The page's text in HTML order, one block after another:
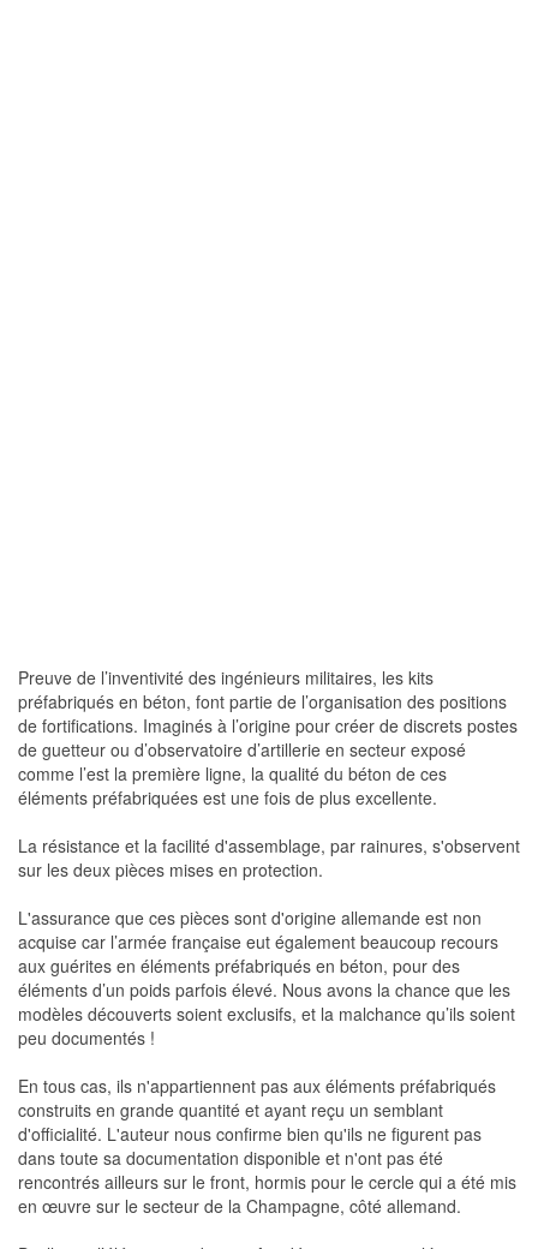
Preuve de l’inventivité des ingénieurs militaires, les kits
préfabriqués en béton, font partie de l’organisation des positions
de fortifications. Imaginés à l’origine pour créer de discrets postes
de guetteur ou d’observatoire d’artillerie en secteur exposé
comme l’est la première ligne, la qualité du béton de ces
éléments préfabriquées est une fois de plus excellente.
La résistance et la facilité d'assemblage, par rainures, s'observent
sur les deux pièces mises en protection.
L'assurance que ces pièces sont d'origine allemande est non
acquise car l’armée française eut également beaucoup recours
aux guérites en éléments préfabriqués en béton, pour des
éléments d’un poids parfois élevé. Nous avons la chance que les
modèles découverts soient exclusifs, et la malchance qu’ils soient
peu documentés !
En tous cas, ils n'appartiennent pas aux éléments préfabriqués
construits en grande quantité et ayant reçu un semblant
d'officialité. L'auteur nous confirme bien qu'ils ne figurent pas
dans toute sa documentation disponible et n'ont pas été
rencontrés ailleurs sur le front, hormis pour le cercle qui a été mis
en œuvre sur le secteur de la Champagne, côté allemand.